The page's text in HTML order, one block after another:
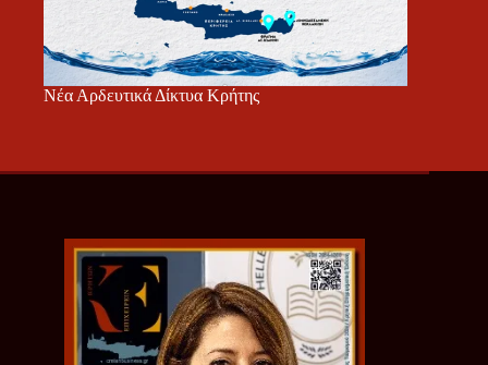
Νέα Αρδευτικά Δίκτυα Κρήτης